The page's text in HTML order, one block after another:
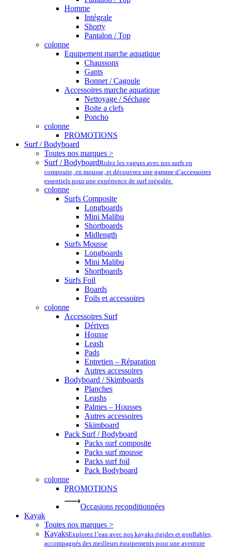
Homme
Intégrale
Shorty
Pantalon / Top
colonne
Equipement marche aquatique
Chaussons
Gants
Bonnet / Cagoule
Accessoires marche aquatique
Nettoyage / Séchage
Boite a clefs
Poncho
colonne
PROMOTIONS
Surf / Bodyboard
Toutes nos marques >
Surf / BodyboardRidez les vagues avec nos surfs en
composite, en mousse, et découvrez une gamme d’accessoires
essentiels pour une expérience de surf inégalée.
colonne
Surfs Composite
Longboards
Mini Malibu
Shortboards
Midlength
Surfs Mousse
Longboards
Mini Malibu
Shortboards
Surfs Foil
Boards
Foils et accessoires
colonne
Accessoires Surf
Dérives
Housse
Leash
Pads
Entretien – Réparation
Autres accessoires
Bodyboard / Skimboards
Planches
Leashs
Palmes – Housses
Autres accessoires
Skimboard
Pack Surf / Bodyboard
Packs surf composite
Packs surf mousse
Packs surf foil
Pack Bodyboard
colonne
PROMOTIONS
Occasions reconditionnées
Kayak
Toutes nos marques >
KayaksExplorez l’eau avec nos kayaks rigides et gonflables,
accompagnés des meilleurs équipements pour une aventure